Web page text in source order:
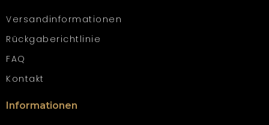
Versandinformationen
Rückgaberichtlinie
FAQ
Kontakt
Informationen